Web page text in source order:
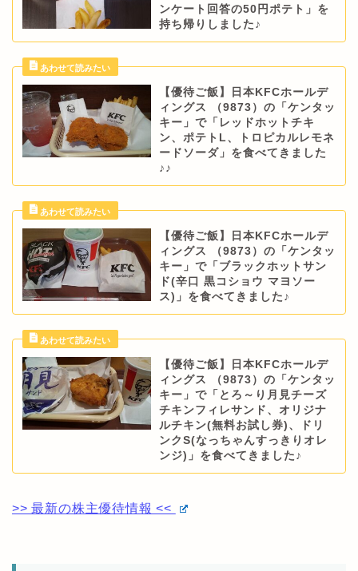
ンケート回答の50円ポテト」を
持ち帰りしました♪
【優待ご飯】日本KFCホールデ
ィングス （9873）の「ケンタッ
キー」で「レッドホットチキ
ン、ポテトL、トロピカルレモネ
ードソーダ」を食べてきました
♪♪
【優待ご飯】日本KFCホールデ
ィングス （9873）の「ケンタッ
キー」で「ブラックホットサン
ド(辛口 黒コショウ マヨソー
ス)」を食べてきました♪
【優待ご飯】日本KFCホールデ
ィングス （9873）の「ケンタッ
キー」で「とろ～り月見チーズ
チキンフィレサンド、オリジナ
ルチキン(無料お試し券)、ドリ
ンクS(なっちゃんすっきりオレ
ンジ)」を食べてきました♪
>> 最新の株主優待情報 <<